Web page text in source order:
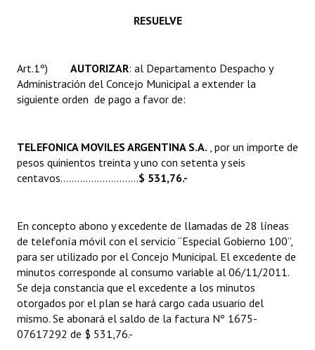
Bariloche, Municipio intercultural
REFORMA DE LA CARTA ORGÁNICA
RESUELVE
Art.1º) AUTORIZAR: al Departamento Despacho y
Administración del Concejo Municipal a extender la
siguiente orden de pago a favor de:
TELEFONICA MOVILES ARGENTINA S.A. , por un importe de
pesos quinientos treinta y uno con setenta y seis
centavos………...................$ 531,76.-
En concepto abono y excedente de llamadas de 28 líneas
de telefonía móvil con el servicio “Especial Gobierno 100”,
para ser utilizado por el Concejo Municipal. El excedente de
minutos corresponde al consumo variable al 06/11/2011.
Se deja constancia que el excedente a los minutos
otorgados por el plan se hará cargo cada usuario del
mismo. Se abonará el saldo de la factura Nº 1675-
07617292 de $ 531,76.-